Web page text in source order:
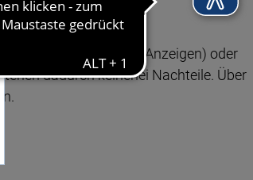
Sonderplatzierung (Anzeigen) oder
dadurch keinerlei Nachteile. Über